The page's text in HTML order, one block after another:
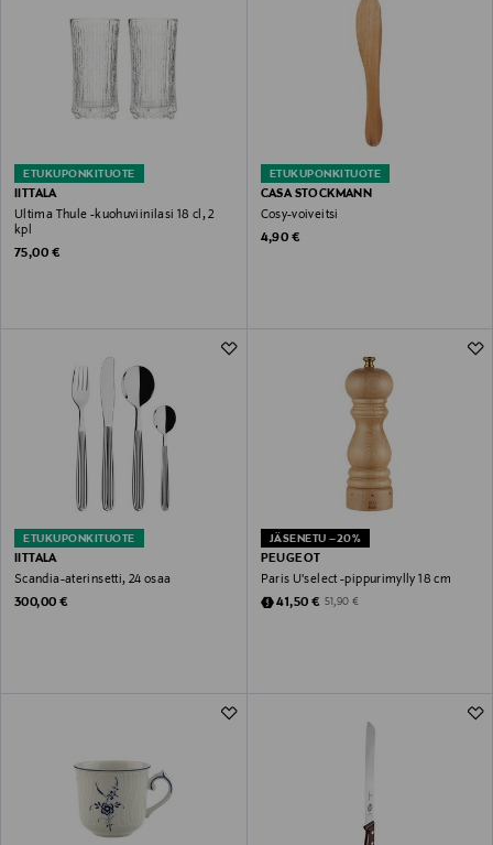
ETUKUPONKITUOTE
IITTALA
Ultima Thule -kuohuviinilasi 18 cl, 2
kpl
Original Price
75,00 €
ETUKUPONKITUOTE
CASA STOCKMANN
Cosy-voiveitsi
Original Price
4,90 €
ETUKUPONKITUOTE
IITTALA
Scandia-aterinsetti, 24 osaa
Original Price
300,00 €
JÄSENETU –20%
PEUGEOT
Paris U'select -pippurimylly 18 cm
Discounted Price
41,50 € Original Price
51,90 €